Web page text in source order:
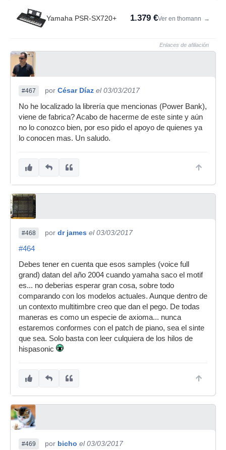
Yamaha PSR-SX720+ 1.379 €Ver en thomann →
Enlaces de afiliación
#467 por César Díaz el 03/03/2017
No he localizado la librería que mencionas (Power Bank),
viene de fabrica? Acabo de hacerme de este sinte y aún
no lo conozco bien, por eso pido el apoyo de quienes ya
lo conocen mas. Un saludo.
#468 por dr james el 03/03/2017
#464
Debes tener en cuenta que esos samples (voice full
grand) datan del año 2004 cuando yamaha saco el motif
es... no deberias esperar gran cosa, sobre todo
comparando con los modelos actuales. Aunque dentro de
un contexto multitimbre creo que dan el pego. De todas
maneras es como un especie de axioma... nunca
estaremos conformes con el patch de piano, sea el sinte
que sea. Solo basta con leer culquiera de los hilos de
hispasonic
#469 por bicho el 03/03/2017